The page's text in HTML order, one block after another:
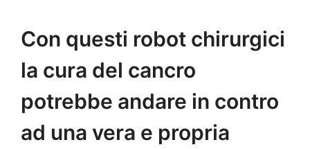
Con questi robot chirurgici
la cura del cancro
potrebbe andare in contro
ad una vera e propria